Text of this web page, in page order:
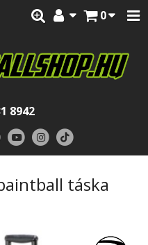
0
8942
táska